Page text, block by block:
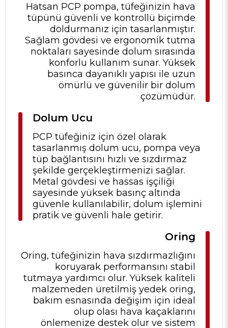
Hatsan PCP pompa, tüfeğinizin hava
tüpünü güvenli ve kontrollü biçimde
doldurmanız için tasarlanmıştır.
Sağlam gövdesi ve ergonomik tutma
noktaları sayesinde dolum sırasında
konforlu kullanım sunar. Yüksek
basınca dayanıklı yapısı ile uzun
ömürlü ve güvenilir bir dolum
çözümüdür.
Dolum Ucu
PCP tüfeğiniz için özel olarak
tasarlanmış dolum ucu, pompa veya
tüp bağlantısını hızlı ve sızdırmaz
şekilde gerçekleştirmenizi sağlar.
Metal gövdesi ve hassas işçiliği
sayesinde yüksek basınç altında
güvenle kullanılabilir, dolum işlemini
pratik ve güvenli hale getirir.
Oring
Oring, tüfeğinizin hava sızdırmazlığını
koruyarak performansını stabil
tutmaya yardımcı olur. Yüksek kaliteli
malzemeden üretilmiş yedek oring,
bakım esnasında değişim için ideal
olup olası hava kaçaklarını
önlemenize destek olur ve sistem